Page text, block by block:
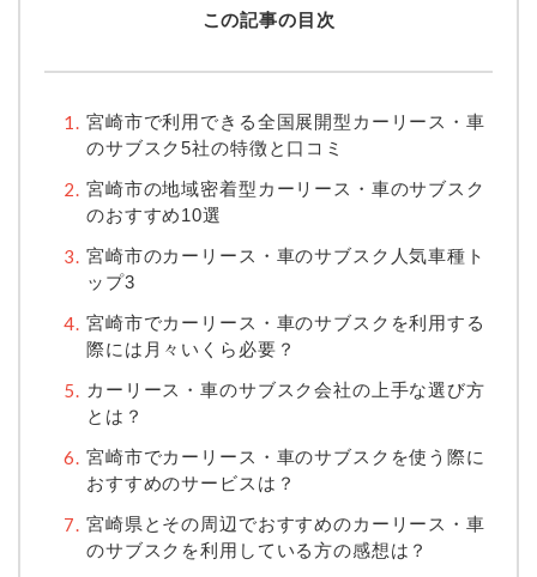
この記事の目次
宮崎市で利用できる全国展開型カーリース・車
のサブスク5社の特徴と口コミ
宮崎市の地域密着型カーリース・車のサブスク
のおすすめ10選
宮崎市のカーリース・車のサブスク人気車種ト
ップ3
宮崎市でカーリース・車のサブスクを利用する
際には月々いくら必要？
カーリース・車のサブスク会社の上手な選び方
とは？
宮崎市でカーリース・車のサブスクを使う際に
おすすめのサービスは？
宮崎県とその周辺でおすすめのカーリース・車
のサブスクを利用している方の感想は？